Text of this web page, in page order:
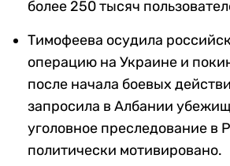
более 250 тысяч
Тимофеева осудила
операцию на Украине и
после начала боевых
запросила в Албании
уголовное преследование в
политически мотивировано.